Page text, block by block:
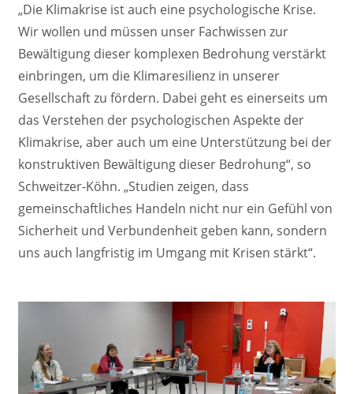
„Die Klimakrise ist auch eine psychologische Krise.
Wir wollen und müssen unser Fachwissen zur
Bewältigung dieser komplexen Bedrohung verstärkt
einbringen, um die Klimaresilienz in unserer
Gesellschaft zu fördern. Dabei geht es einerseits um
das Verstehen der psychologischen Aspekte der
Klimakrise, aber auch um eine Unterstützung bei der
konstruktiven Bewältigung dieser Bedrohung“, so
Schweitzer-Köhn. „Studien zeigen, dass
gemeinschaftliches Handeln nicht nur ein Gefühl von
Sicherheit und Verbundenheit geben kann, sondern
uns auch langfristig im Umgang mit Krisen stärkt“.